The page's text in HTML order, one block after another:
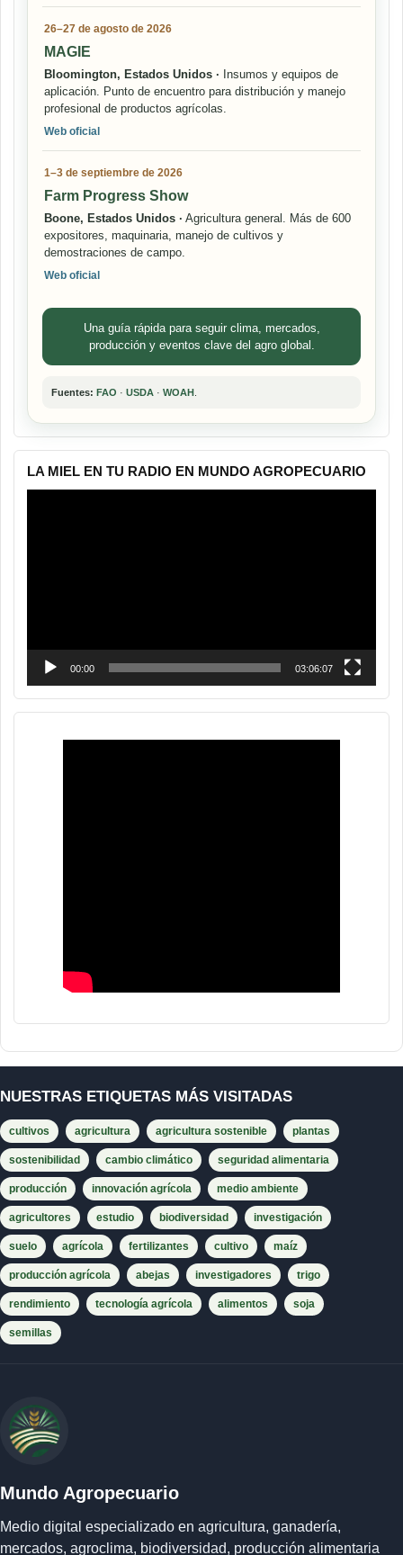
26–27 de agosto de 2026
MAGIE
Bloomington, Estados Unidos · Insumos y equipos de
aplicación. Punto de encuentro para distribución y manejo
profesional de productos agrícolas.
Web oficial
1–3 de septiembre de 2026
Farm Progress Show
Boone, Estados Unidos · Agricultura general. Más de 600
expositores, maquinaria, manejo de cultivos y
demostraciones de campo.
Web oficial
Una guía rápida para seguir clima, mercados,
producción y eventos clave del agro global.
Fuentes: FAO · USDA · WOAH
LA MIEL EN TU RADIO EN MUNDO AGROPECUARIO
00:00 03:06:07
NUESTRAS ETIQUETAS MÁS VISITADAS
cultivos agricultura agricultura sostenible plantas
sostenibilidad cambio climático seguridad alimentaria
producción innovación agrícola medio ambiente
agricultores estudio biodiversidad investigación
suelo agrícola fertilizantes cultivo maíz
producción agrícola abejas investigadores trigo
rendimiento tecnología agrícola alimentos soja
semillas
Mundo Agropecuario
Medio digital especializado en agricultura, ganadería,
mercados, agroclima, biodiversidad, producción alimentaria